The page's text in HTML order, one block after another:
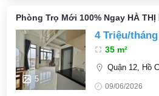
Phòng Trọ Mới 100% Ngay HÀ THỊ
5
4 Triệu/tháng
35 m²
Quận 12, Hồ
09/06/2026